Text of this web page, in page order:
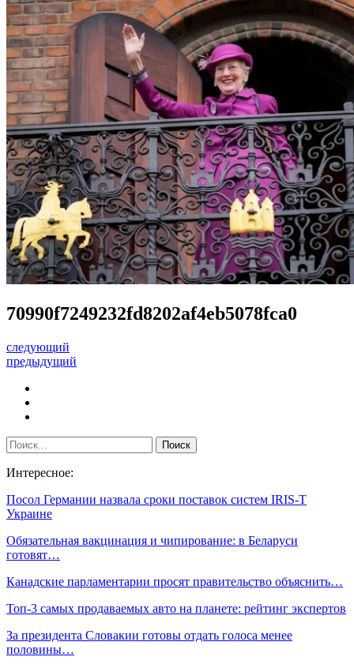
70990f7249232fd8202af4eb5078fca0
следующий
предыдущий
Интересное:
Посол Германии назвала сроки поставок систем IRIS-T
Украине
Обязательная вакцинация и чипирование: в Беларуси
готовят…
Канадские парламентарии просят правительство объяснить…
Топ-3 самых продаваемых авто на планете: рейтинг экспертов
За президента Словакии готовы отдать голоса менее
половины…